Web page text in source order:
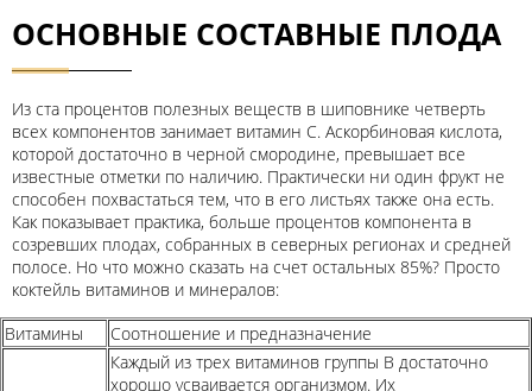
ОСНОВНЫЕ СОСТАВНЫЕ ПЛОДА
Из ста процентов полезных веществ в шиповнике четверть
всех компонентов занимает витамин С. Аскорбиновая кислота,
которой достаточно в черной смородине, превышает все
известные отметки по наличию. Практически ни один фрукт не
способен похвастаться тем, что в его листьях также она есть.
Как показывает практика, больше процентов компонента в
созревших плодах, собранных в северных регионах и средней
полосе. Но что можно сказать на счет остальных 85%? Просто
коктейль витаминов и минералов:
Витамины
Соотношение и предназначение
Каждый из трех витаминов группы В достаточно
хорошо усваивается организмом. Их